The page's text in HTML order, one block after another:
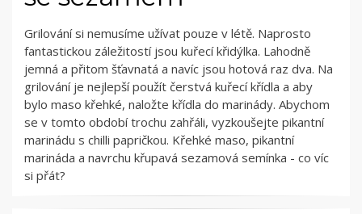
Grilování si nemusíme užívat pouze v létě. Naprosto
fantastickou záležitostí jsou kuřecí křidýlka. Lahodně
jemná a přitom šťavnatá a navíc jsou hotová raz dva. Na
grilování je nejlepší použít čerstvá kuřecí křídla a aby
bylo maso křehké, naložte křídla do marinády. Abychom
se v tomto období trochu zahřáli, vyzkoušejte pikantní
marinádu s chilli papričkou. Křehké maso, pikantní
marináda a navrchu křupavá sezamová semínka - co víc
si přát?